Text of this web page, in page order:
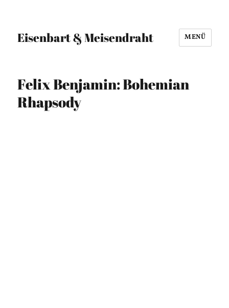
Eisenbart & Meisendraht MENÜ
Felix Benjamin: Bohemian
Rhapsody